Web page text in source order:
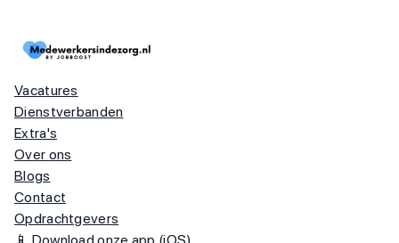
Vacatures
Dienstverbanden
Extra's
Over ons
Blogs
Contact
Opdrachtgevers